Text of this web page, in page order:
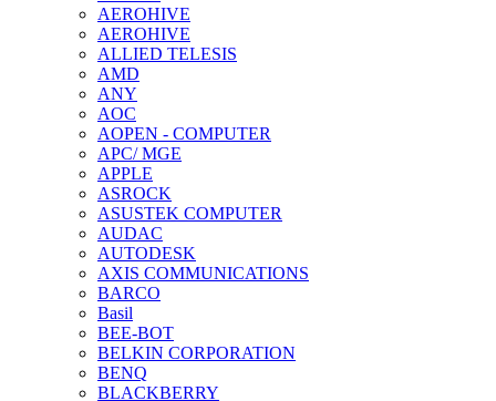
AEROHIVE
AEROHIVE
ALLIED TELESIS
AMD
ANY
AOC
AOPEN - COMPUTER
APC/ MGE
APPLE
ASROCK
ASUSTEK COMPUTER
AUDAC
AUTODESK
AXIS COMMUNICATIONS
BARCO
Basil
BEE-BOT
BELKIN CORPORATION
BENQ
BLACKBERRY